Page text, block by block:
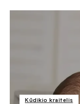
Kūdikio kraitelis